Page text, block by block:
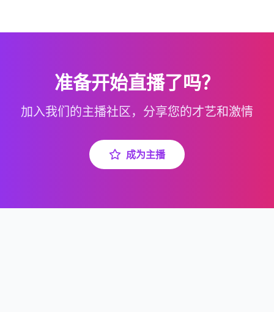
准备开始直播了吗？
加入我们的主播社区，分享您的才艺和激情
成为主播